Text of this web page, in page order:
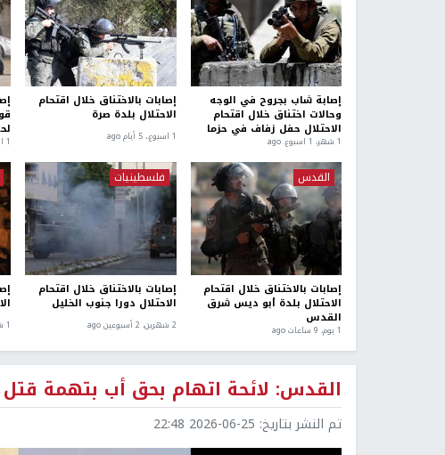
إصابة شاب بجروح في الوجه
وحالات اختناق خلال اقتحام
الاحتلال حفل زفاف في حزما
1 شهر، 1 اسبوع. ago
إصابات بالاختناق خلال اقتحام
الاحتلال بلدة صرة
1 اسبوع.، 5 أيام ago 1 اسبوع.، 6 أيام ago
القدس
إصابات بالاختناق خلال اقتحام
الاحتلال بلدة أبو ديس شرق
القدس
1 يوم، 9 ساعات ago
فلسطينيات
إصابات بالاختناق خلال اقتحام
الاحتلال دورا جنوب الخليل
2 شهرين، 2 أسبوعين ago 1 شهر ago
القدس: لائحة اتهام بحق أب بتهمة قتل
تم النشر بتاريخ: 2026-06-25 22:48